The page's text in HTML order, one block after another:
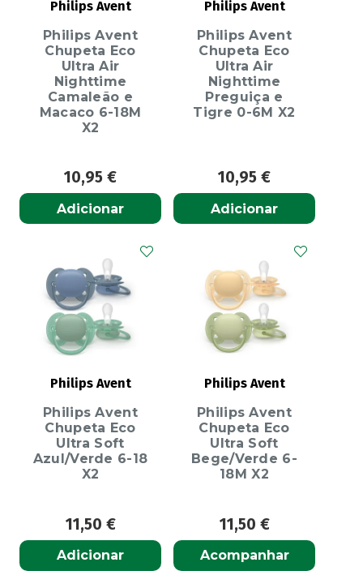
Philips Avent
Philips Avent
Chupeta Eco
Ultra Air
Nighttime
Camaleão e
Macaco 6-18M
X2
10,95 €
Adicionar
Philips Avent
Philips Avent
Chupeta Eco
Ultra Air
Nighttime
Preguiça e
Tigre 0-6M X2
10,95 €
Adicionar
Philips Avent
Philips Avent
Chupeta Eco
Ultra Soft
Azul/Verde 6-18
X2
11,50 €
Adicionar
Philips Avent
Philips Avent
Chupeta Eco
Ultra Soft
Bege/Verde 6-
18M X2
11,50 €
Acompanhar